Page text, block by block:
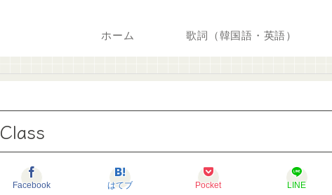
ホーム 歌詞（韓国語・英語）
Facebook はてブ Pocket LINE